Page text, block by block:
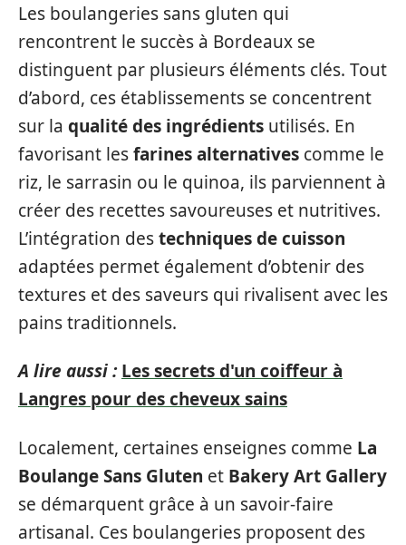
Les boulangeries sans gluten qui
rencontrent le succès à Bordeaux se
distinguent par plusieurs éléments clés. Tout
d’abord, ces établissements se concentrent
sur la qualité des ingrédients utilisés. En
favorisant lesfarines alternatives comme le
riz, le sarrasin ou le quinoa, ils parviennent à
créer des recettes savoureuses et nutritives.
L’intégration destechniques de cuisson
adaptées permet également d’obtenir des
textures et des saveurs qui rivalisent avec les
pains traditionnels.
A lire aussi : Les secrets d'un coiffeur à
Langres pour des cheveux sains
Localement, certaines enseignes comme La
Boulange Sans Gluten et Bakery Art Gallery
se démarquent grâce à un savoir-faire
artisanal. Ces boulangeries proposent des